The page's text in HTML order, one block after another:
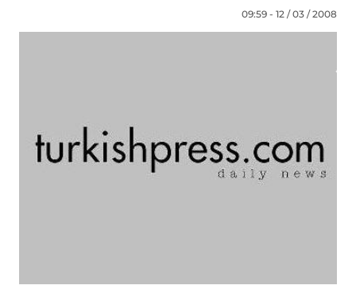
09:59 - 12 / 03 / 2008